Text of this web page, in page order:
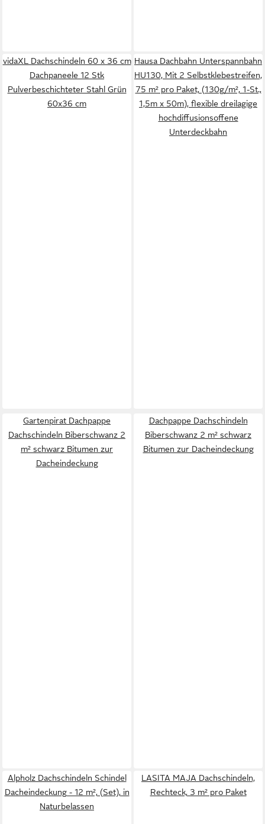
vidaXL Dachschindeln 60 x 36 cm
Dachpaneele 12 Stk
Pulverbeschichteter Stahl Grün
60x36 cm
Hausa Dachbahn Unterspannbahn
HU130, Mit 2 Selbstklebestreifen,
75 m² pro Paket, (130g/m², 1-St.,
1,5m x 50m), flexible dreilagige
hochdiffusionsoffene
Unterdeckbahn
Gartenpirat Dachpappe
Dachschindeln Biberschwanz 2
m² schwarz Bitumen zur
Dacheindeckung
Dachpappe Dachschindeln
Biberschwanz 2 m² schwarz
Bitumen zur Dacheindeckung
Alpholz Dachschindeln Schindel
Dacheindeckung - 12 m², (Set), in
Naturbelassen
LASITA MAJA Dachschindeln,
Rechteck, 3 m² pro Paket